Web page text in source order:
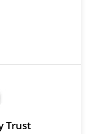
Trust